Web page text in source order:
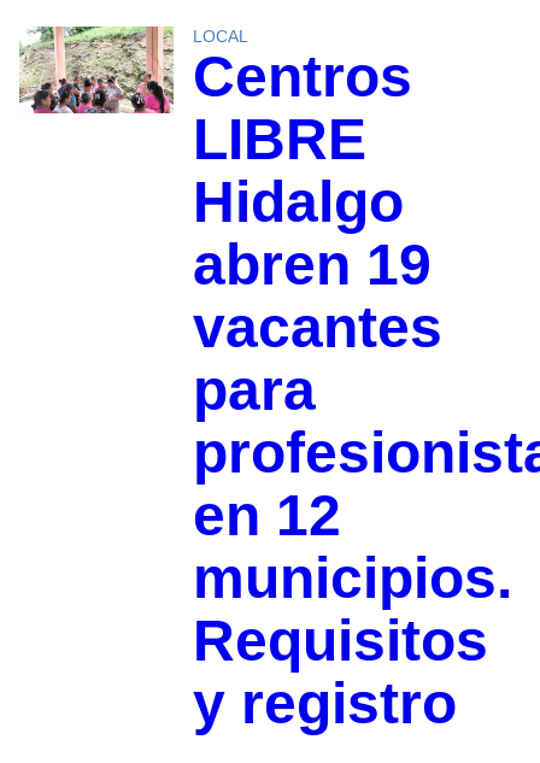
LOCAL
Centros
LIBRE
Hidalgo
abren 19
vacantes
para
en 12
municipios.
Requisitos
y registro